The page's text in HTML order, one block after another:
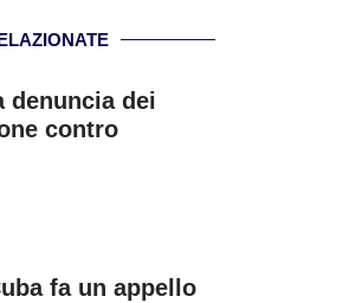
denuncia dei
contro
fa un appello